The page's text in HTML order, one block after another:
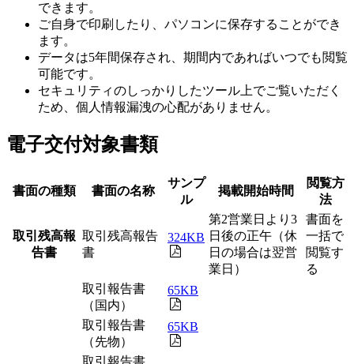
できます。
ご自身で印刷したり、パソコンに保存することができ
ます。
データは5年間保存され、期間内であればいつでも閲覧
可能です。
セキュリティのしっかりしたツール上でご覧いただく
ため、個人情報漏洩の心配がありません。
電子交付対象書類
書面の種類 書面の名称
サンプ
ル
掲載開始時間
閲覧方
法
取引残高報
告書
取引残高報告
書
324KB
第2営業日より3
日後の正午（休
日の場合は翌営
業日）
書面を
一括で
閲覧す
る
取引報告書
（国内）
65KB
取引報告書
（先物）
65KB
取引報告書